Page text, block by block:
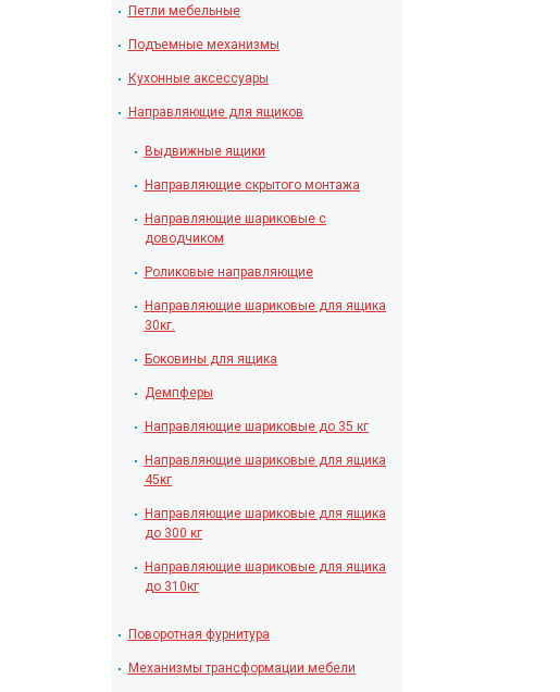
Петли мебельные
Подъемные механизмы
Кухонные аксессуары
Направляющие для ящиков
Выдвижные ящики
Направляющие скрытого монтажа
Направляющие шариковые с
доводчиком
Роликовые направляющие
Направляющие шариковые для ящика
30кг.
Боковины для ящика
Демпферы
Направляющие шариковые до 35 кг
Направляющие шариковые для ящика
45кг
Направляющие шариковые для ящика
до 300 кг
Направляющие шариковые для ящика
до 310кг
Поворотная фурнитура
Механизмы трансформации мебели